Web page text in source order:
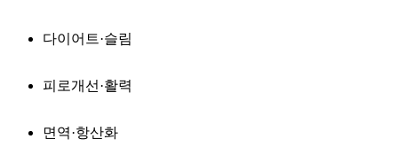
다이어트·슬림
피로개선·활력
면역·항산화